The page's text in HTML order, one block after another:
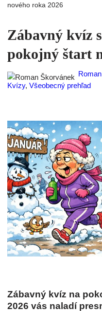
nového roka 2026
Zábavný kvíz
pokojný štart
Kvízy, Všeobecný prehľad
Zábavný kvíz na
2026 vás naladí